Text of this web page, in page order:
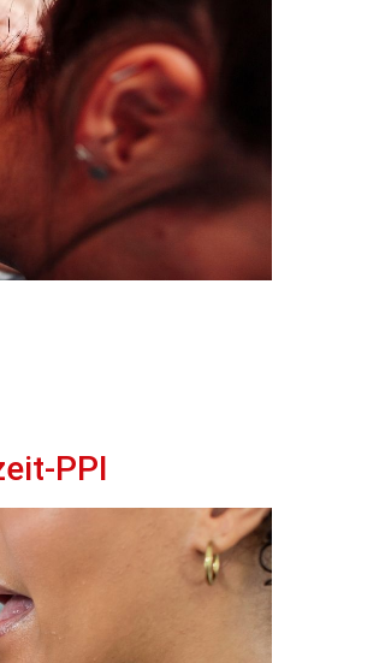
PPI